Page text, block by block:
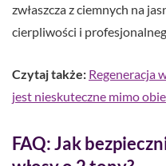
zwłaszcza z ciemnych na
cierpliwości i
Czytaj także: Regeneracja
jest nieskuteczne mimo
FAQ: Jak